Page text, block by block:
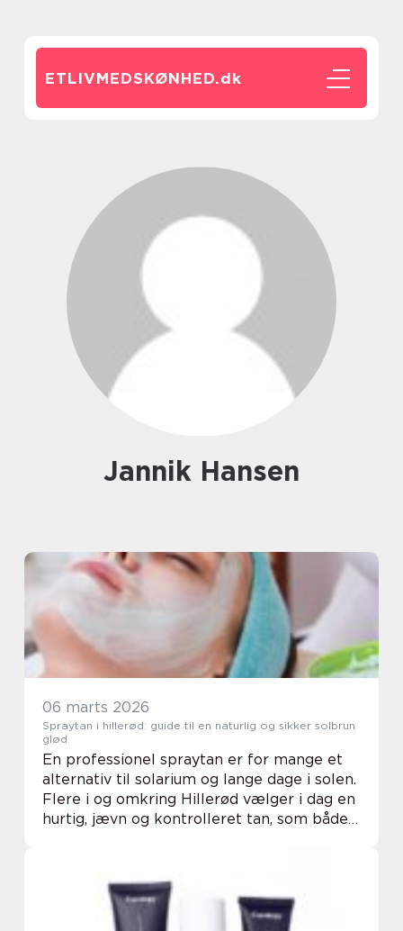
ETLIVMEDSKØNHED.dk
Jannik Hansen
06 marts 2026
Spraytan i hillerød: guide til en naturlig og sikker solbrun
glød
En professionel spraytan er for mange et
alternativ til solarium og lange dage i solen.
Flere i og omkring Hillerød vælger i dag en
hurtig, jævn og kontrolleret tan, som både